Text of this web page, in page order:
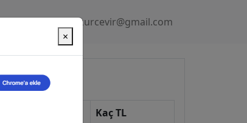
Politikası kurcevir@gmail.com
Kurlar
Kaç TL
×